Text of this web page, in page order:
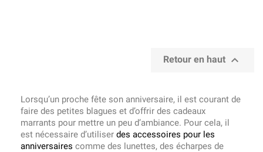
Retour en haut 
Lorsqu’un proche fête son anniversaire, il est courant de
faire des petites blagues et d’offrir des cadeaux
marrants pour mettre un peu d’ambiance. Pour cela, il
est nécessaire d’utiliser des accessoires pour les
anniversaires comme des lunettes, des écharpes de